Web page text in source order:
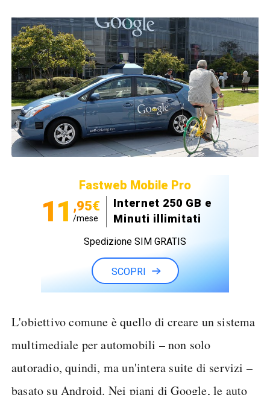
Fastweb Mobile Pro
11 ,95€
/mese
Internet 250 GB e
Minuti illimitati
Spedizione SIM GRATIS
SCOPRI
L'obiettivo comune è quello di creare un sistema
multimediale per automobili – non solo
autoradio, quindi, ma un'intera suite di servizi –
basato su Android. Nei piani di Google, le auto